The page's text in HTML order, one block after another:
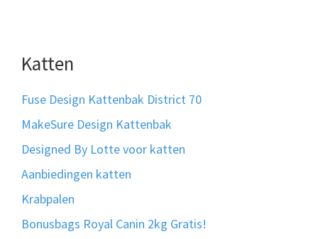
Katten
Fuse Design Kattenbak District 70
MakeSure Design Kattenbak
Designed By Lotte voor katten
Aanbiedingen katten
Krabpalen
Bonusbags Royal Canin 2kg Gratis!